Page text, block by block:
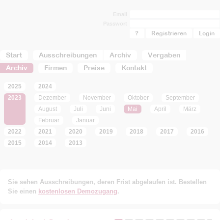
Start Ausschreibungen Archiv
Vergaben
Archiv
Firmen Preise Kontakt
? Registrieren
2025
2024
2023
Dezember November Oktober
September
August
Juli Juni Mai April
März
Februar
Januar
2022
2021 2020 2019 2018 2017
2016
2015
2014 2013
Sie sehen Ausschreibungen, deren Frist abgelaufen ist. Bestellen
Sie einen kostenlosen Demozugang.